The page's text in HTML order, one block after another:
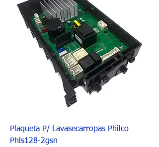
Plaqueta P/ Lavasecarropas Philco
Phls128-2gsn